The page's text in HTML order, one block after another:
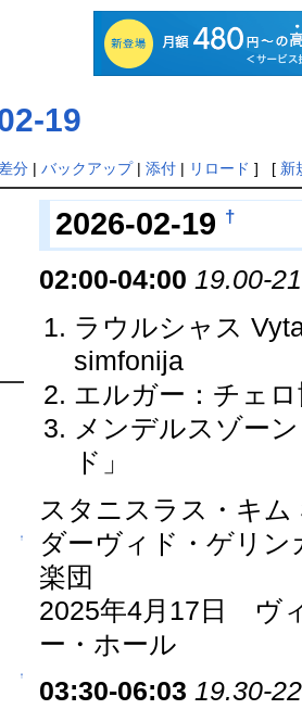
19
差分 | バックアップ| 添付 | リロード ] [ 新
↑
↑
2026-02-19 †
02:00-04:00 19.00-
ラウルシャス
simfonija
エルガー：チェ
メンデルスゾー
ド」
スタニスラス・キ
ダーヴィド・ゲリ
楽団
2025年4月17日 ヴ
ー・ホール
03:30-06:03 19.30-